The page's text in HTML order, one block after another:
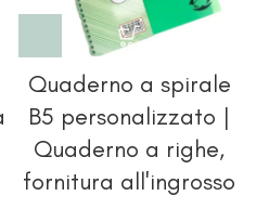
Quaderno a spirale
B5 personalizzato |
Quaderno a righe,
fornitura all'ingrosso